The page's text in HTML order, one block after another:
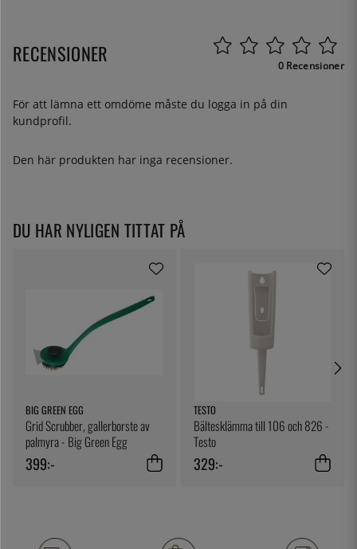
RECENSIONER 0 Recensioner
För att lämna ett omdöme måste du logga in på din
kundprofil.
Den här produkten har inga recensioner.
DU HAR NYLIGEN TITTAT PÅ
BIG GREEN EGG
Grid Scrubber, gallerborste av
palmyra - Big Green Egg
399:-
TESTO
Bältesklämma till 106 och 826 -
Testo
329:-